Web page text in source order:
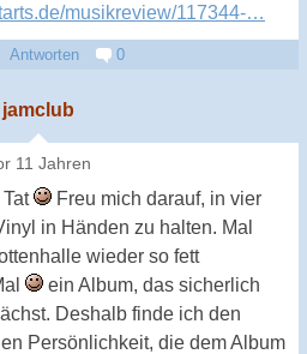
musikreview/117344-…
Antworten 0
jamclub
11 Jahren
Freu mich darauf, in vier
in Händen zu halten. Mal
wieder so fett
ein Album, das sicherlich
Deshalb finde ich den
Persönlichkeit, die dem Album